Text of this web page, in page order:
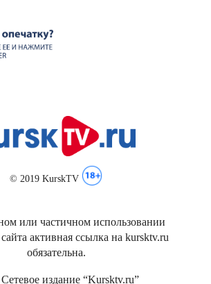
© 2019 KurskTV
или частичном использовании
активная ссылка на kursktv.ru
обязательна.
издание “Kursktv.ru”